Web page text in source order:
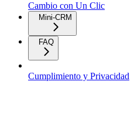
Cambio con Un Clic
Mini-CRM
FAQ
Cumplimiento y Privacidad